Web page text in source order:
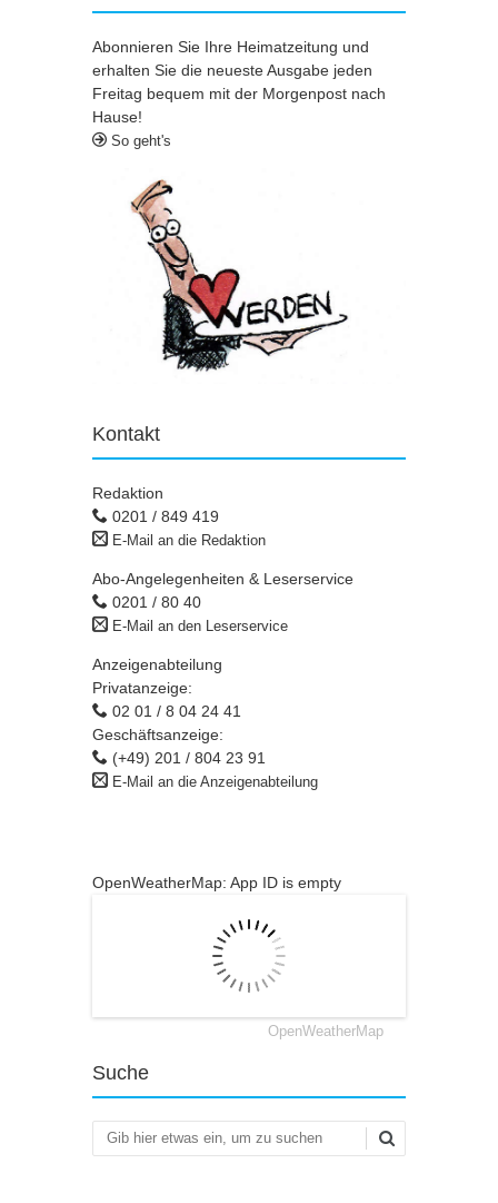
Abonnieren Sie Ihre Heimatzeitung und
erhalten Sie die neueste Ausgabe jeden
Freitag bequem mit der Morgenpost nach
Hause!
So geht's
Kontakt
Redaktion
0201 / 849 419
E-Mail an die Redaktion
Abo-Angelegenheiten & Leserservice
0201 / 80 40
E-Mail an den Leserservice
Anzeigenabteilung
Privatanzeige:
02 01 / 8 04 24 41
Geschäftsanzeige:
(+49) 201 / 804 23 91
E-Mail an die Anzeigenabteilung
OpenWeatherMap: App ID is empty
OpenWeatherMap
Suche
Suchen